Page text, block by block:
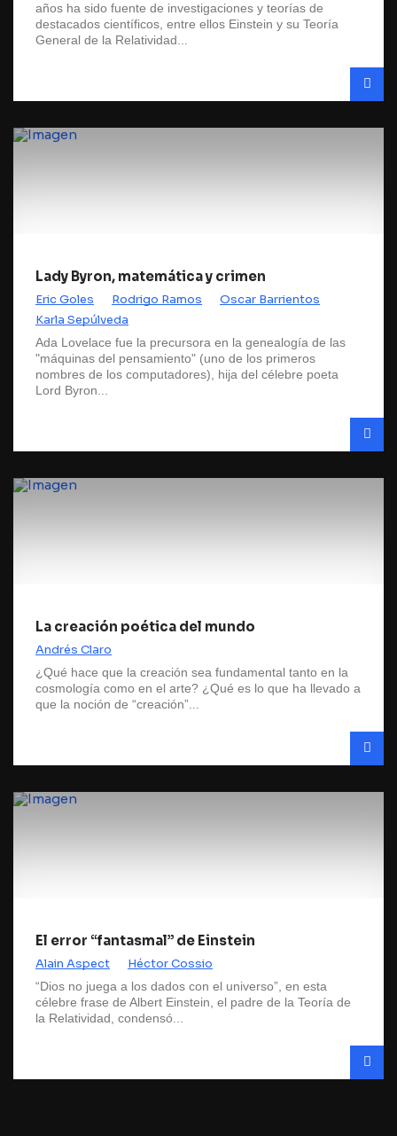
años ha sido fuente de investigaciones y teorías de
destacados científicos, entre ellos Einstein y su Teoría
General de la Relatividad...
Lady Byron, matemática y crimen
Eric Goles Rodrigo Ramos
Oscar Barrientos
Karla Sepúlveda
Ada Lovelace fue la precursora en la genealogía de las
"máquinas del pensamiento" (uno de los primeros
nombres de los computadores), hija del célebre poeta
Lord Byron...
La creación poética del mundo
Andrés Claro
¿Qué hace que la creación sea fundamental tanto en la
cosmología como en el arte? ¿Qué es lo que ha llevado a
que la noción de “creación”...
El error “fantasmal” de Einstein
Alain Aspect Héctor Cossio
“Dios no juega a los dados con el universo”, en esta
célebre frase de Albert Einstein, el padre de la Teoría de
la Relatividad, condensó...